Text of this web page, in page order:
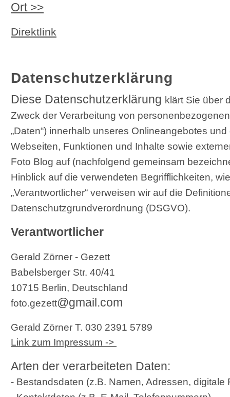
Ort >>
Direktlink
Datenschutzerklärung
Diese Datenschutzerklärung klärt Sie über
Zweck der Verarbeitung von
„Daten“) innerhalb unseres Onlineangebotes
Webseiten, Funktionen und Inhalte sowie
Foto Blog auf (nachfolgend gemeinsam
Hinblick auf die verwendeten Begrifflichkeiten,
„Verantwortlicher“ verweisen wir auf die
Datenschutzgrundverordnung (DSGVO).
Verantwortlicher
Gerald Zörner - Gezett
Babelsberger Str. 40/41
10715 Berlin, Deutschland
foto.gezett@gmail.com
Gerald Zörner T. 030 2391 5789
Link zum Impressum ->
Arten der verarbeiteten Daten:
- Bestandsdaten (z.B. Namen, Adressen, digitale